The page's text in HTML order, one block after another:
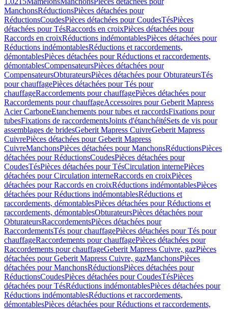
ManchonsRéductionsPièces détachées pour
RéductionsCoudesPièces détachées pour CoudesTésPièces
détachées pour TésRaccords en croixPièces détachées pour
Raccords en croixRéductions indémontablesPièces détachées pour
Réductions indémontablesRéductions et raccordements,
démontablesPièces détachées pour Réductions et raccordements,
démontablesCompensateursPièces détachées pour
CompensateursObturateursPièces détachées pour ObturateursTés
pour chauffagePièces détachées pour Tés pour
chauffageRaccordements pour chauffagePièces détachées pour
Raccordements pour chauffageAccessoires pour Geberit Mapress
Acier CarboneEtanchements pour tubes et raccordsFixations pour
tubesFixations de raccordementsJoints d'étanchéitéSets de vis pour
assemblages de bridesGeberit Mapress CuivreGeberit Mapress
CuivrePièces détachées pour Geberit Mapress
CuivreManchonsPièces détachées pour ManchonsRéductionsPièces
détachées pour RéductionsCoudesPièces détachées pour
CoudesTésPièces détachées pour TésCirculation internePièces
détachées pour Circulation interneRaccords en croixPièces
détachées pour Raccords en croixRéductions indémontablesPièces
détachées pour Réductions indémontablesRéductions et
raccordements, démontablesPièces détachées pour Réductions et
raccordements, démontablesObturateursPièces détachées pour
ObturateursRaccordementsPièces détachées pour
RaccordementsTés pour chauffagePièces détachées pour Tés pour
chauffageRaccordements pour chauffagePièces détachées pour
Raccordements pour chauffageGeberit Mapress Cuivre, gazPièces
détachées pour Geberit Mapress Cuivre, gazManchonsPièces
détachées pour ManchonsRéductionsPièces détachées pour
RéductionsCoudesPièces détachées pour CoudesTésPièces
détachées pour TésRéductions indémontablesPièces détachées pour
Réductions indémontablesRéductions et raccordements,
démontablesPièces détachées pour Réductions et raccordements,